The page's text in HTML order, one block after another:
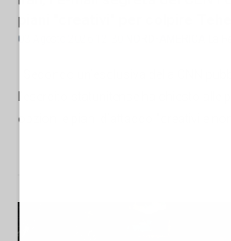
piani "creativi" per colpire
03 Agosto 2026 12:30
opzioni e piani d’attacco "creativi e